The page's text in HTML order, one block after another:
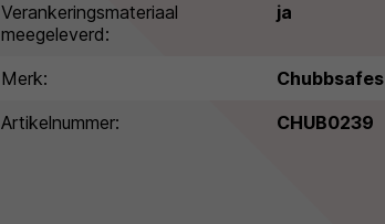
Verankeringsmateriaal
meegeleverd:
ja
Merk:
Chubbsafes
Artikelnummer:
CHUB0239